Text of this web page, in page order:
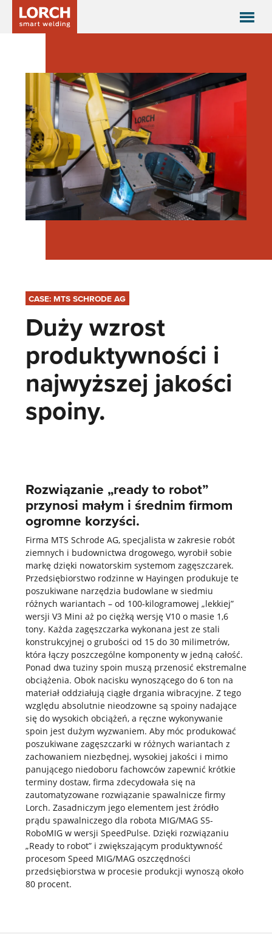
CASE: MTS SCHRODE AG
Duży wzrost
produktywności i
najwyższej jakości
spoiny.
Rozwiązanie „ready to robot”
przynosi małym i średnim firmom
ogromne korzyści.
Firma MTS Schrode AG, specjalista w zakresie robót
ziemnych i budownictwa drogowego, wyrobił sobie
markę dzięki nowatorskim systemom zagęszczarek.
Przedsiębiorstwo rodzinne w Hayingen produkuje te
poszukiwane narzędzia budowlane w siedmiu
różnych wariantach – od 100-kilogramowej „lekkiej”
wersji V3 Mini aż po ciężką wersję V10 o masie 1,6
tony. Każda zagęszczarka wykonana jest ze stali
konstrukcyjnej o grubości od 15 do 30 milimetrów,
która łączy poszczególne komponenty w jedną całość.
Ponad dwa tuziny spoin muszą przenosić ekstremalne
obciążenia. Obok nacisku wynoszącego do 6 ton na
materiał oddziałują ciągłe drgania wibracyjne. Z tego
względu absolutnie nieodzowne są spoiny nadające
się do wysokich obciążeń, a ręczne wykonywanie
spoin jest dużym wyzwaniem. Aby móc produkować
poszukiwane zagęszczarki w różnych wariantach z
zachowaniem niezbędnej, wysokiej jakości i mimo
panującego niedoboru fachowców zapewnić krótkie
terminy dostaw, firma zdecydowała się na
zautomatyzowane rozwiązanie spawalnicze firmy
Lorch. Zasadniczym jego elementem jest źródło
prądu spawalniczego dla robota MIG/MAG S5-
RoboMIG w wersji SpeedPulse. Dzięki rozwiązaniu
„Ready to robot” i zwiększającym produktywność
procesom Speed MIG/MAG oszczędności
przedsiębiorstwa w procesie produkcji wynoszą około
80 procent.